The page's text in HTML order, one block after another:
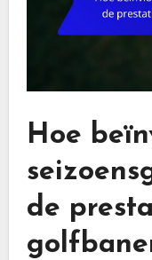
Hoe
de